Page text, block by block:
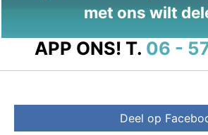
met ons wilt
APP ONS! T. 06 -
Deel op